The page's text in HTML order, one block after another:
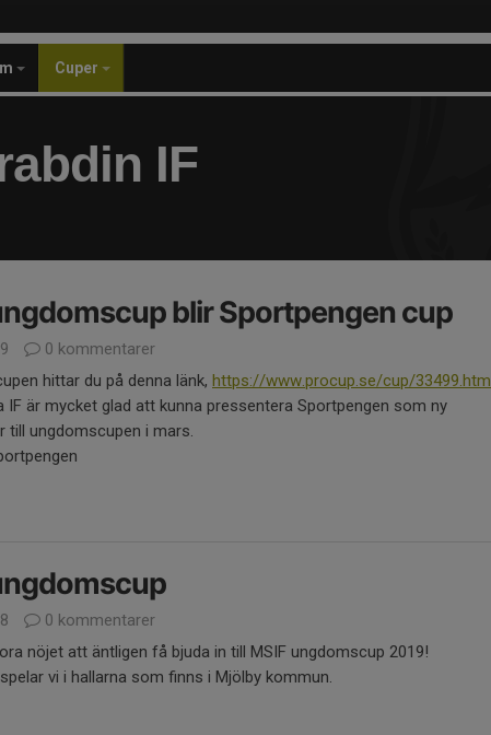
Cuper
IF
blir Sportpengen cup
0 kommentarer
hittar du på denna länk, https://www.procup.se/cup/33499.htm
IF är mycket glad att kunna pressentera Sportpengen som ny
till ungdomscupen i mars.
0 kommentarer
nöjet att äntligen få bjuda in till MSIF ungdomscup 2019!
vi i hallarna som finns i Mjölby kommun.